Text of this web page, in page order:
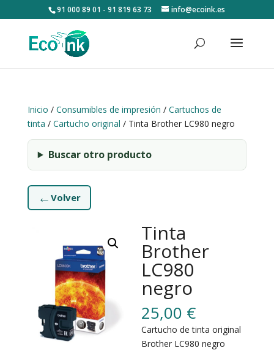
91 000 89 01 - 91 819 63 73 info@ecoink.es
Inicio / Consumibles de impresión / Cartuchos de
tinta / Cartucho original / Tinta Brother LC980 negro
Buscar otro producto
← Volver
Tinta
Brother
LC980
negro
25,00 €
Cartucho de tinta original
Brother LC980 negro